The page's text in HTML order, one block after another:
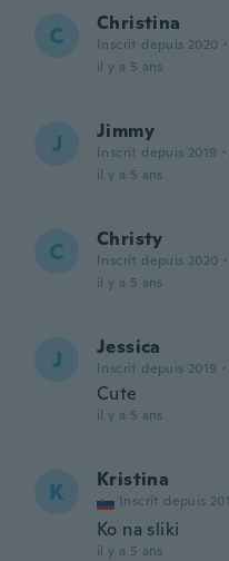
C Christina
Inscrit depuis 2020 ·
il y a 5 ans
J Jimmy
Inscrit depuis 2019 ·
il y a 5 ans
C Christy
Inscrit depuis 2020 ·
il y a 5 ans
J Jessica
Inscrit depuis 2019 ·
Cute
il y a 5 ans
K Kristina
Inscrit depuis
Ko na sliki
il y a 5 ans